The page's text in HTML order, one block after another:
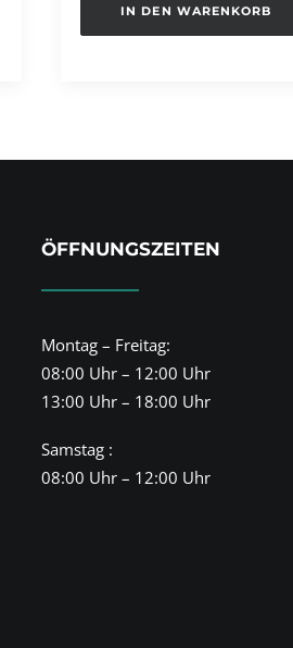
IN DEN WARENKORB
ÖFFNUNGSZEITEN
Montag – Freitag:
08:00 Uhr – 12:00 Uhr
13:00 Uhr – 18:00 Uhr
Samstag :
08:00 Uhr – 12:00 Uhr